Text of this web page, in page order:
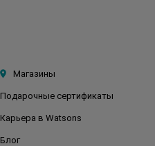
Магазины
Подарочные сертификаты
Карьера в Watsons
Блог